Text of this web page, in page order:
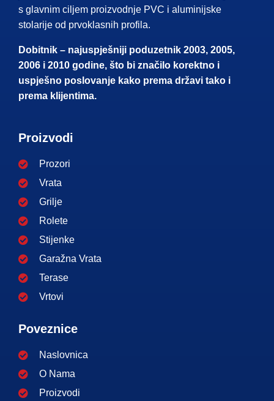
s glavnim ciljem proizvodnje PVC i aluminijske
stolarije od prvoklasnih profila.
Dobitnik – najuspješniji poduzetnik 2003, 2005,
2006 i 2010 godine, što bi značilo korektno i
uspješno poslovanje kako prema državi tako i
prema klijentima.
Proizvodi
Prozori
Vrata
Grilje
Rolete
Stijenke
Garažna Vrata
Terase
Vrtovi
Poveznice
Naslovnica
O Nama
Proizvodi